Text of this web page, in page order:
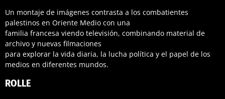
Un montaje de imágenes contrasta a los combatientes
palestinos en Oriente Medio con una
familia francesa viendo televisión, combinando material de
archivo y nuevas filmaciones
para explorar la vida diaria, la lucha política y el papel de los
medios en diferentes mundos.
ROLLE